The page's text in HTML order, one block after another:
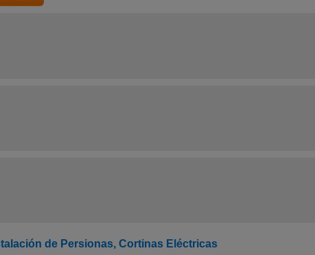
de Persionas, Cortinas Eléctricas